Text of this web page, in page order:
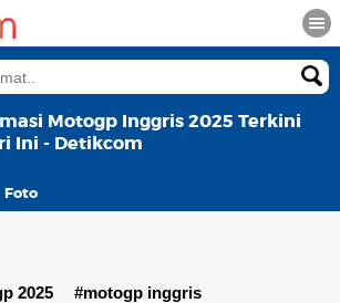
Motogp Inggris 2025 Terkini
Ini - Detikcom
Foto
2025
#motogp inggris